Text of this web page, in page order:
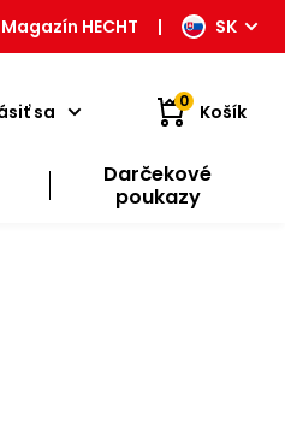
Magazín HECHT | SK
sa 0 Košík
Darčekové
poukazy